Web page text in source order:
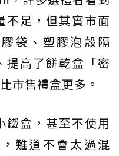
不足，但其實市面
袋、塑膠泡殼隔
提高了餅乾盒「密
市售禮盒更多。
鐵盒，甚至不使用
難道不會太過混